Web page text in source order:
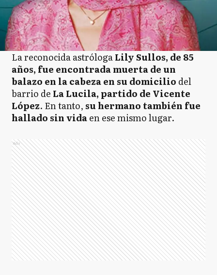
La reconocida astrólogaLily Sullos, de 85
años, fue encontrada muerta de un
balazo en la cabeza en su domicilio del
barrio de La Lucila, partido de Vicente
López. En tanto, su hermano también fue
hallado sin vidaen ese mismo lugar.
Ads